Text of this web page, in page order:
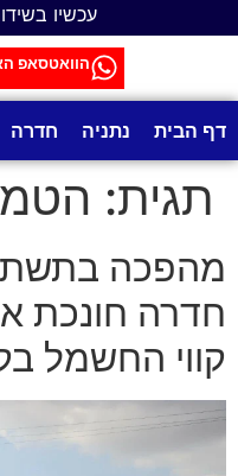
עכשיו
הוואטסאפ
דף הבית נתניה חדרה
תגית:
מהפכה
חדרה חונכת
קווי החשמל